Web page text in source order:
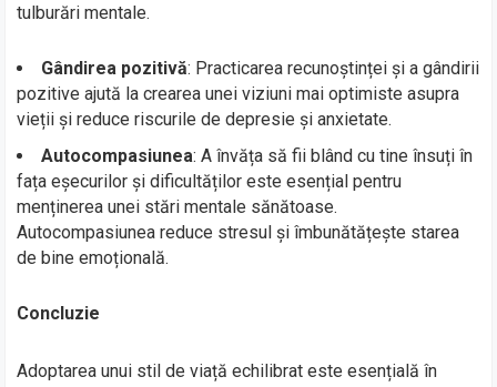
tulburări mentale.
Gândirea pozitivă: Practicarea recunoștinței și a gândirii
pozitive ajută la crearea unei viziuni mai optimiste asupra
vieții și reduce riscurile de depresie și anxietate.
Autocompasiunea: A învăța să fii blând cu tine însuți în
fața eșecurilor și dificultăților este esențial pentru
menținerea unei stări mentale sănătoase.
Autocompasiunea reduce stresul și îmbunătățește starea
de bine emoțională.
Concluzie
Adoptarea unui stil de viață echilibrat este esențială în